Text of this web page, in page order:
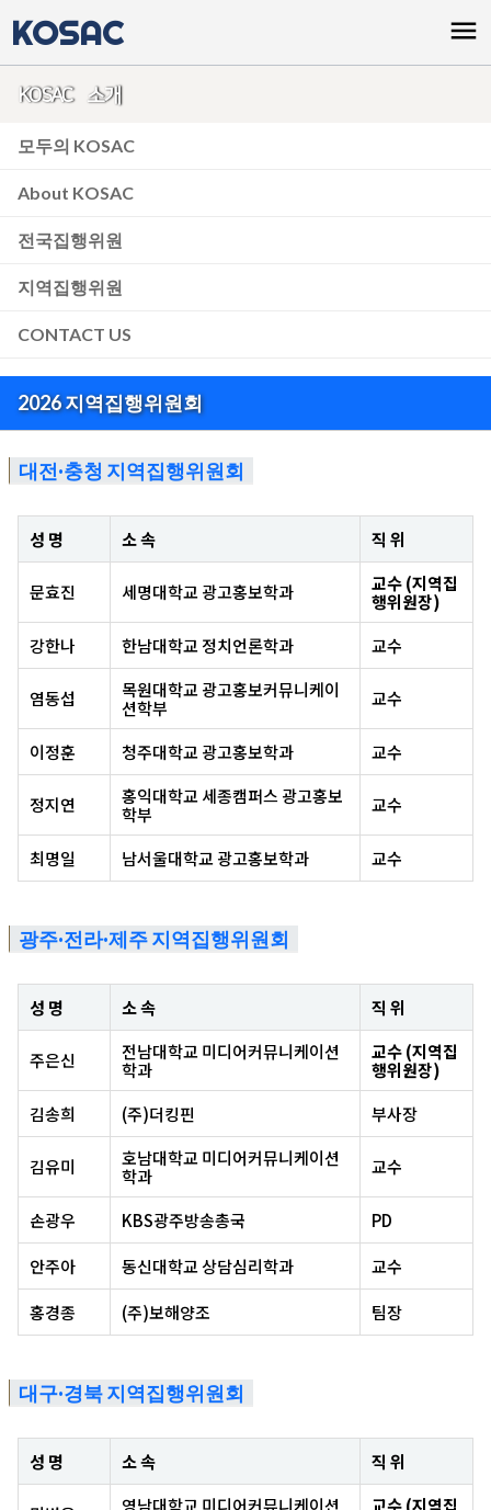
KOSAC menu
KOSAC 소개
모두의 KOSAC
About KOSAC
전국집행위원
지역집행위원
CONTACT US
2026 지역집행위원회
대전·충청 지역집행위원회
성 명 소 속 직 위
문효진 세명대학교 광고홍보학과
교수 (지역집
행위원장)
강한나
한남대학교 정치언론학과 교수
염동섭
목원대학교 광고홍보커뮤니케이
션학부
교수
이정훈 청주대학교 광고홍보학과 교수
정지연
홍익대학교 세종캠퍼스 광고홍보
학부
교수
최명일 남서울대학교 광고홍보학과 교수
광주·전라·제주 지역집행위원회
성 명 소 속 직 위
주은신
전남대학교 미디어커뮤니케이션
학과
교수 (지역집
행위원장)
김송희
(주)더킹핀 부사장
김유미
호남대학교 미디어커뮤니케이션
학과
교수
손광우 KBS광주방송총국
PD
안주아
동신대학교 상담심리학과
교수
홍경종
(주)보해양조 팀장
대구·경북 지역집행위원회
성 명 소 속 직 위
영남대학교 미디어커뮤니케이션
교수 (지역집